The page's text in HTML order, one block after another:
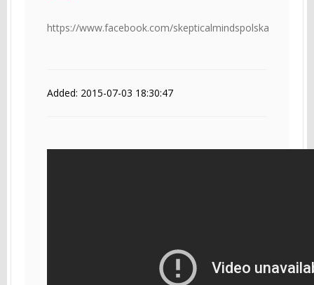
https://www.facebook.com/skepticalmindspolska
Added: 2015-07-03 18:30:47